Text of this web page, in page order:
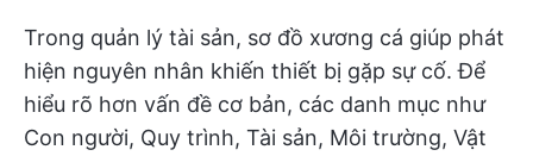
Trong quản lý tài sản, sơ đồ xương cá giúp phát
hiện nguyên nhân khiến thiết bị gặp sự cố. Để
hiểu rõ hơn vấn đề cơ bản, các danh mục như
Con người, Quy trình, Tài sản, Môi trường, Vật